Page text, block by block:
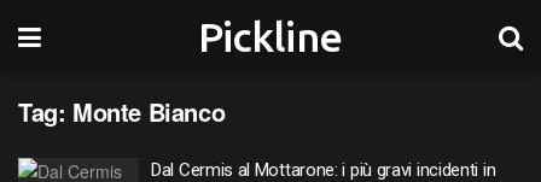
Pickline
Tag: Monte Bianco
Dal Cermis al Mottarone: i più gravi incidenti in